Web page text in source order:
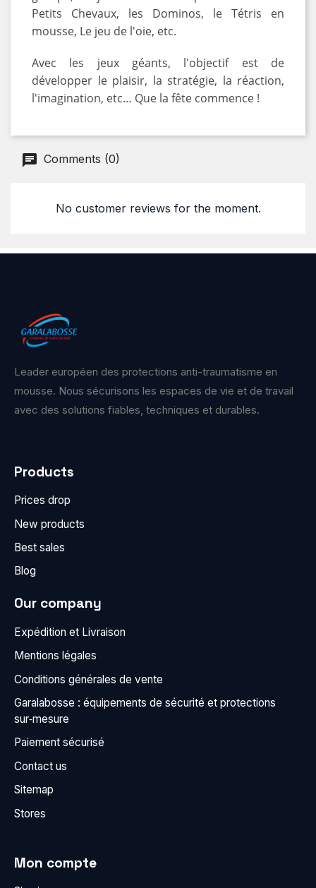
Petits Chevaux, les Dominos, le Tétris en
mousse, Le jeu de l'oie, etc.
Avec les jeux géants, l'objectif est de
développer le plaisir, la stratégie, la réaction,
l'imagination, etc… Que la fête commence !
Comments (0)
No customer reviews for the moment.
Leader européen des protections anti-traumatisme en
mousse. Nous sécurisons les espaces de vie et de travail
avec des solutions fiables, techniques et durables.
Products
Prices drop
New products
Best sales
Blog
Our company
Expédition et Livraison
Mentions légales
Conditions générales de vente
Garalabosse : équipements de sécurité et protections
sur‑mesure
Paiement sécurisé
Contact us
Sitemap
Stores
Mon compte